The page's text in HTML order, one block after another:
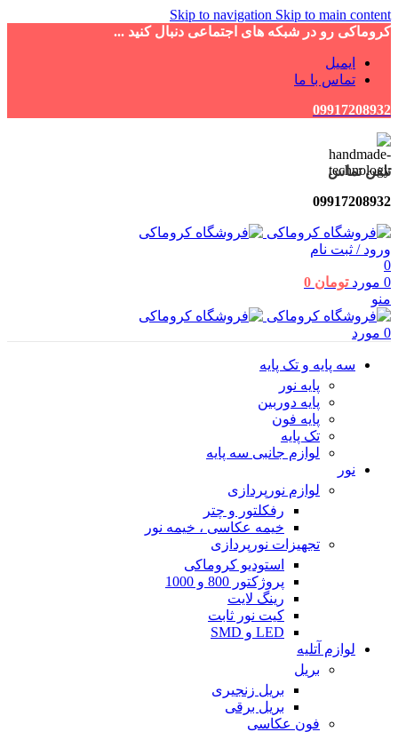
Skip to navigation Skip to main content
کروماکی رو در شبکه های اجتماعی دنبال کنید ...
ایمیل
تماس با ما
09917208932
تلفن تماس
09917208932
ورود / ثبت نام
0
0 مورد تومان
منو
0 مورد
سه پایه و تک پایه
پایه نور
پایه دوربین
پایه فون
تک پایه
لوازم جانبی سه پایه
نور
لوازم نورپردازی
رفکلتور و چتر
خیمه عکاسی ، خیمه نور
تجهیزات نورپردازی
استودیو کروماکی
پروژکتور 800 و 1000
رینگ لایت
کیت نور ثابت
LED و SMD
لوازم آتلیه
بریل
بریل زنجیری
بریل برقی
فون عکاسی